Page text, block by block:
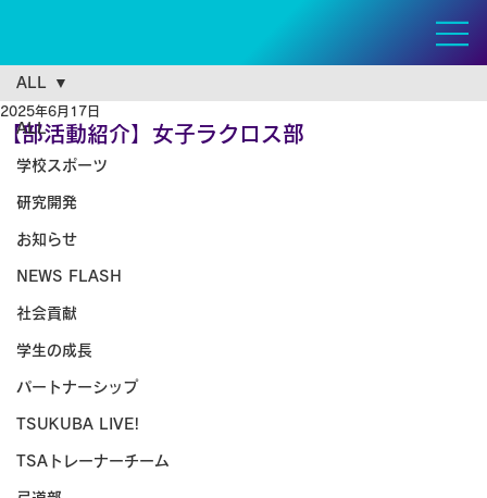
ALL
学校スポーツ
研究開発
お知らせ
NEWS FLASH
社会貢献
学生の成長
パートナーシップ
TSUKUBA LIVE!
TSAトレーナーチーム
ALL
【部活動紹介】女子ラクロス部
2025年6月17日